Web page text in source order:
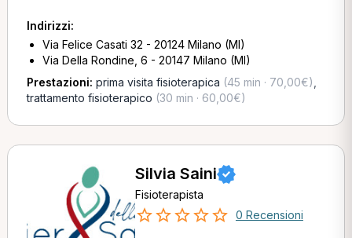
Indirizzi:
Via Felice Casati 32 - 20124 Milano (MI)
Via Della Rondine, 6 - 20147 Milano (MI)
Prestazioni: prima visita fisioterapica (45 min · 70,00€)
trattamento fisioterapico (30 min · 60,00€)
Silvia Saini
Fisioterapista
0 Recensioni